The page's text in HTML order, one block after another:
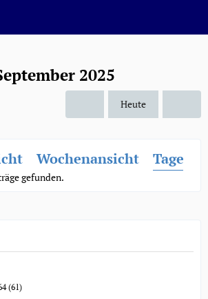
2025
Heute
Wochenansicht
gefunden.
(61)